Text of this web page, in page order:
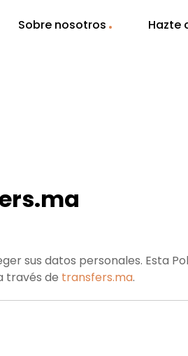
Sobre nosotros Hazte
sus datos personales. Esta
través de transfers.ma.